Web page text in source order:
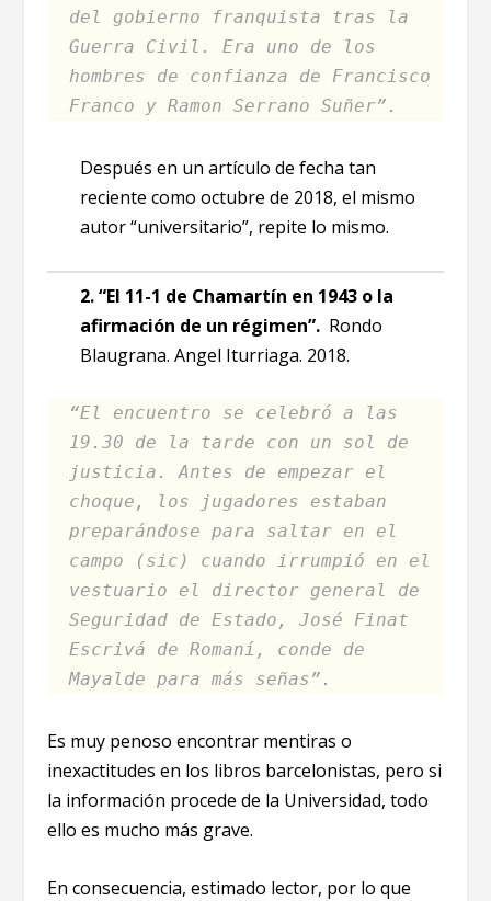
del gobierno franquista tras la
Guerra Civil. Era uno de los
hombres de confianza de Francisco
Franco y Ramon Serrano Suñer”.
Después en un artículo de fecha tan
reciente como octubre de 2018, el mismo
autor “universitario”, repite lo mismo.
2. “El 11-1 de Chamartín en 1943 o la
afirmación de un régimen”.Rondo
Blaugrana. Angel Iturriaga. 2018.
“El encuentro se celebró a las
19.30 de la tarde con un sol de
justicia. Antes de empezar el
choque, los jugadores estaban
preparándose para saltar en el
campo (sic) cuando irrumpió en el
vestuario el director general de
Seguridad de Estado, José Finat
Escrivá de Romaní, conde de
Mayalde para más señas”.
Es muy penoso encontrar mentiras o
inexactitudes en los libros barcelonistas, pero si
la información procede de la Universidad, todo
ello es mucho más grave.
En consecuencia, estimado lector, por lo que